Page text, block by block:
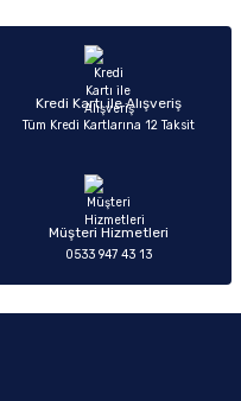
siz yapın!
Kredi Kartı ile Alışveriş
Tüm Kredi Kartlarına 12 Taksit
Müşteri Hizmetleri
0533 947 43 13